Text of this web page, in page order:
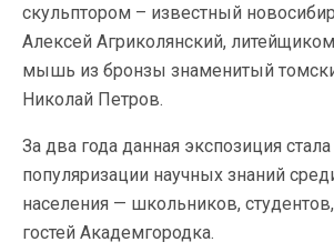
скульптором – известный
Алексей Агриколянский,
мышь из бронзы знаменитый
Николай Петров.
За два года данная экспозиция
популяризации научных знаний
населения — школьников,
гостей Академгородка.